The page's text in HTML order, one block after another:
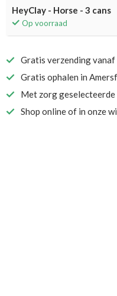
HeyClay - Horse - 3 cans
Op voorraad
Gratis verzending
Gratis ophalen in
Met zorg geselecteerde
Shop online of in onze